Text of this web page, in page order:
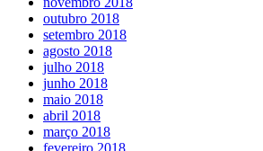
outubro 2018
setembro 2018
agosto 2018
julho 2018
junho 2018
maio 2018
abril 2018
março 2018